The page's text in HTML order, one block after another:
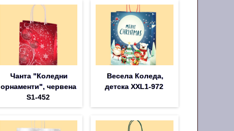
Чанта "Коледни
орнаменти", червена
S1-452
Весела Коледа,
детска XXL1-972